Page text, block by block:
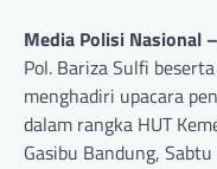
Media Polisi Nasional
Pol. Bariza Sulfi
menghadiri upacara
dalam rangka HUT
Gasibu Bandung,